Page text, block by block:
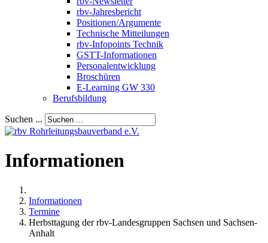
rbv-Jahresbericht
Positionen/Argumente
Technische Mitteilungen
rbv-Infopoints Technik
GSTT-Informationen
Personalentwicklung
Broschüren
E-Learning GW 330
Berufsbildung
Suchen ...
Informationen
Informationen
Termine
Herbsttagung der rbv-Landesgruppen Sachsen und Sachsen-
Anhalt